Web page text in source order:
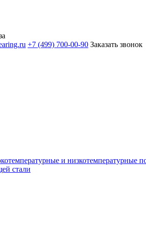
+7 (499) 700-00-90 Заказать звонок
и низкотемпературные
стали